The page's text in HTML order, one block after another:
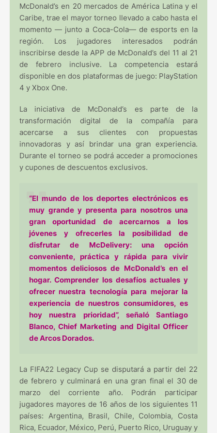
McDonald’s en 20 mercados de América Latina y el
Caribe, trae el mayor torneo llevado a cabo hasta el
momento — junto a Coca-Cola— de esports en la
región. Los jugadores interesados podrán
inscribirse desde la APP de McDonald’s del 11 al 21
de febrero inclusive. La competencia estará
disponible en dos plataformas de juego: PlayStation
4 y Xbox One.
La iniciativa de McDonald’s es parte de la
transformación digital de la compañía para
acercarse a sus clientes con propuestas
innovadoras y así brindar una gran experiencia.
Durante el torneo se podrá acceder a promociones
y cupones de descuentos exclusivos.
“El mundo de los deportes electrónicos es
muy grande y presenta para nosotros una
gran oportunidad de acercarnos a los
jóvenes y ofrecerles la posibilidad de
disfrutar de McDelivery: una opción
conveniente, práctica y rápida para vivir
momentos deliciosos de McDonald’s en el
hogar. Comprender los desafíos actuales y
ofrecer nuestra tecnología para mejorar la
experiencia de nuestros consumidores, es
hoy nuestra prioridad”, señaló Santiago
Blanco, Chief Marketing and Digital Officer
de Arcos Dorados.
La FIFA22 Legacy Cup se disputará a partir del 22
de febrero y culminará en una gran final el 30 de
marzo del corriente año. Podrán participar
jugadores mayores de 16 años de los siguientes 11
países: Argentina, Brasil, Chile, Colombia, Costa
Rica, Ecuador, México, Perú, Puerto Rico, Uruguay y